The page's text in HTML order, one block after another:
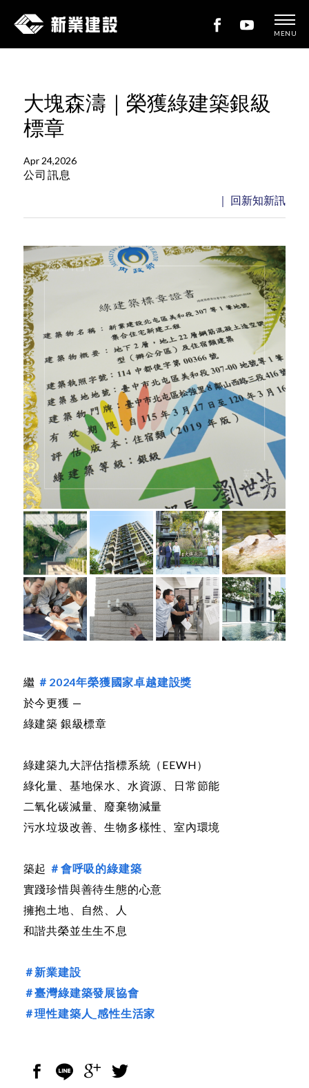
新
建
設
MENU
大塊森濤｜榮獲綠建築銀級
標章
Apr 24,2026
公司訊息
｜ 回新知新訊
繼 ＃2024年榮獲國家卓越建設獎
於今更獲 —
綠建築 銀級標章
綠建築九大評估指標系統（EEWH）
綠化量、基地保水、水資源、日常節能
二氧化碳減量、廢棄物減量
污水垃圾改善、生物多樣性、室內環境
築起 ＃會呼吸的綠建築
實踐珍惜與善待生態的心意
擁抱土地、自然、人
和諧共榮並生生不息
＃新業建設
＃臺灣綠建築發展協會
＃理性建築人_感性生活家